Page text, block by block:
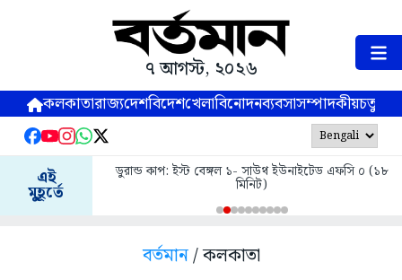
৭ আগস্ট, ২০২৬
কলকাতারাজ্যদেশবিদেশখেলাবিনোদনব্যবসাসম্পাদকীয়
এই
মুহূর্তে
ডুরান্ড কাপ: ইস্ট বেঙ্গল ১- সাউথ ইউনাইটেড এফসি ০ (১৮
মিনিট)
বর্তমান/ কলকাতা